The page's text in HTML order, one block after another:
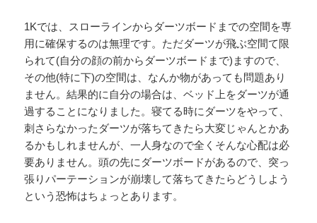
1Kでは、スローラインからダーツボードまでの空間を専
用に確保するのは無理です。ただダーツが飛ぶ空間て限
られて(自分の顔の前からダーツボードまで)ますので、
その他(特に下)の空間は、なんか物があっても問題あり
ません。結果的に自分の場合は、ベッド上をダーツが通
過することになりました。寝てる時にダーツをやって、
刺さらなかったダーツが落ちてきたら大変じゃんとかあ
るかもしれませんが、一人身なので全くそんな心配は必
要ありません。頭の先にダーツボードがあるので、突っ
張りパーテーションが崩壊して落ちてきたらどうしよう
という恐怖はちょっとあります。